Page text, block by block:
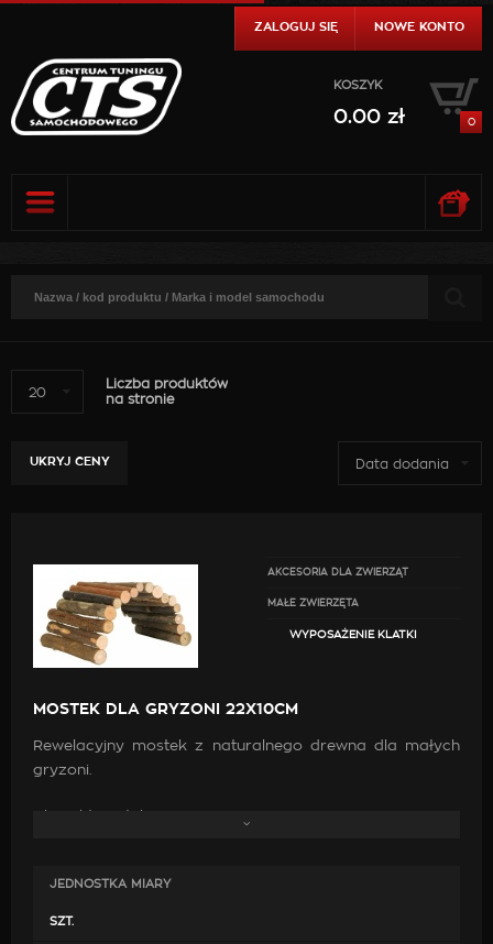
ZALOGUJ SIĘ NOWE KONTO
KOSZYK
0.00 zł 0
20
Liczba produktów
na stronie
UKRYJ CENY Data dodania
AKCESORIA DLA ZWIERZĄT
MAŁE ZWIERZĘTA
WYPOSAŻENIE KLATKI
MOSTEK DLA GRYZONI 22X10CM
Rewelacyjny mostek z naturalnego drewna dla małych
gryzoni.
indywidualnego wyposażenia klatki.
Wykonany w 100% z naturalnego drewna.
JEDNOSTKA MIARY
SZT.